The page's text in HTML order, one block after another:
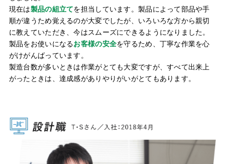
現在は製品の組立てを担当しています。製品によって部品や手
順が違うため覚えるのが大変でしたが、いろいろな方から親切
に教えていただき、今はスムーズにできるようになりました。
製品をお使いになるお客様の安全を守るため、丁寧な作業を心
がけがんばっています。
製造台数が多いときは作業がとても大変ですが、すべて出来上
がったときは、達成感がありやりがいがとてもあります。